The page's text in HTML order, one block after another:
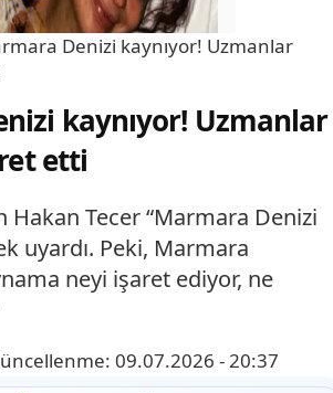
Denizi kaynıyor! Uzmanlar
kaynıyor! Uzmanlar
etti
Hakan Tecer “Marmara Denizi
uyardı. Peki, Marmara
neyi işaret ediyor, ne
09.07.2026 - 20:37